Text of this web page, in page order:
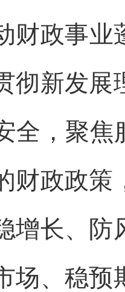
财政事业
彻新发展
全，聚焦
财政政策
增长、防
场、稳预